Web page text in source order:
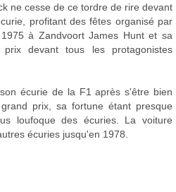
ne cesse de ce tordre de rire devant
profitant des fêtes organisé par
à Zandvoort James Hunt et sa
devant tous les protagonistes
écurie de la F1 après s'être bien
prix, sa fortune étant presque
loufoque des écuries. La voiture
écuries jusqu'en 1978.